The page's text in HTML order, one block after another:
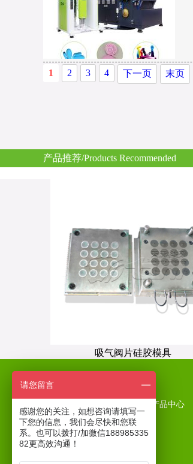
1 2 3 4 下一页 末页
产品推荐/Products Recommended
吸气阀片硅胶模具
产品中心
请您留言
感谢您的关注，如想咨询请填写一
下您的信息，我们会尽快和您联
系。也可以拨打/加微信188985335
82更高效沟通！